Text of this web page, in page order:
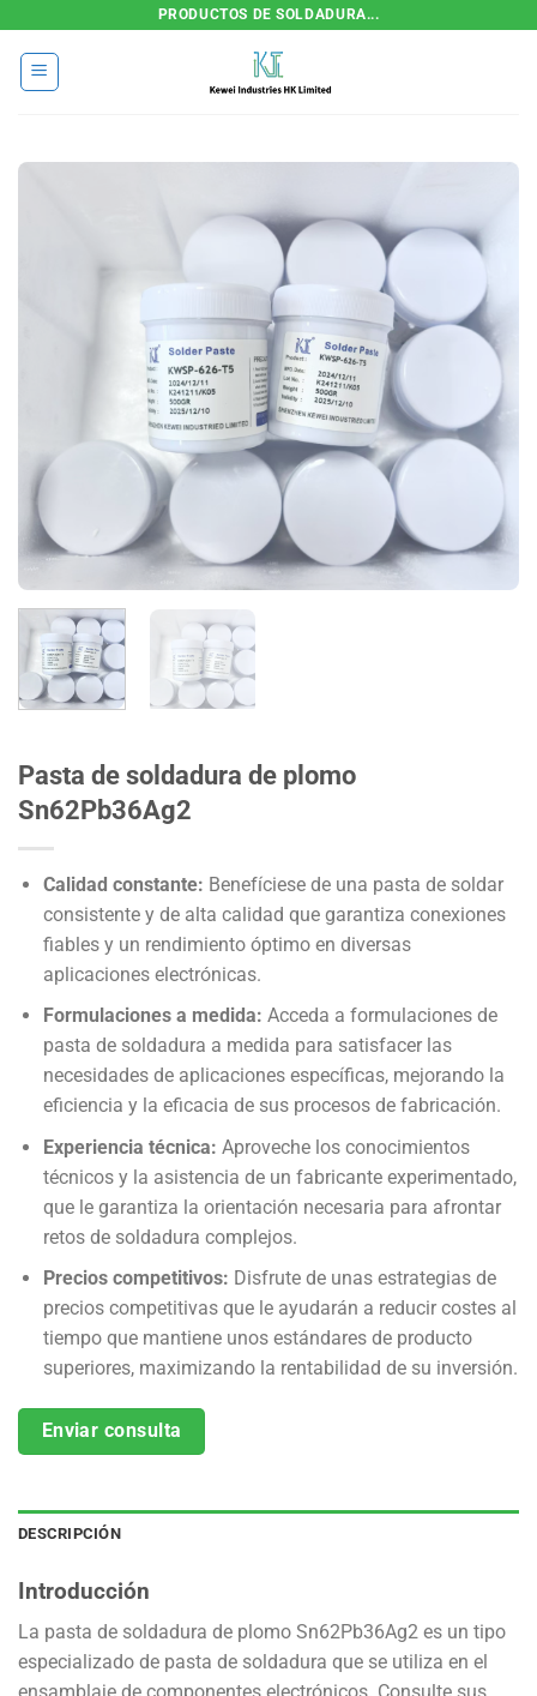
contenido
PRODUCTOS DE SOLDADURA...
Pasta de soldadura de plomo
Sn62Pb36Ag2
Calidad constante: Benefíciese de una pasta de soldar
consistente y de alta calidad que garantiza conexiones
fiables y un rendimiento óptimo en diversas
aplicaciones electrónicas.
Formulaciones a medida: Acceda a formulaciones de
pasta de soldadura a medida para satisfacer las
necesidades de aplicaciones específicas, mejorando la
eficiencia y la eficacia de sus procesos de fabricación.
Experiencia técnica: Aproveche los conocimientos
técnicos y la asistencia de un fabricante experimentado,
que le garantiza la orientación necesaria para afrontar
retos de soldadura complejos.
Precios competitivos: Disfrute de unas estrategias de
precios competitivas que le ayudarán a reducir costes al
tiempo que mantiene unos estándares de producto
superiores, maximizando la rentabilidad de su inversión.
Enviar consulta
DESCRIPCIÓN
Introducción
La pasta de soldadura de plomo Sn62Pb36Ag2 es un tipo
especializado de pasta de soldadura que se utiliza en el